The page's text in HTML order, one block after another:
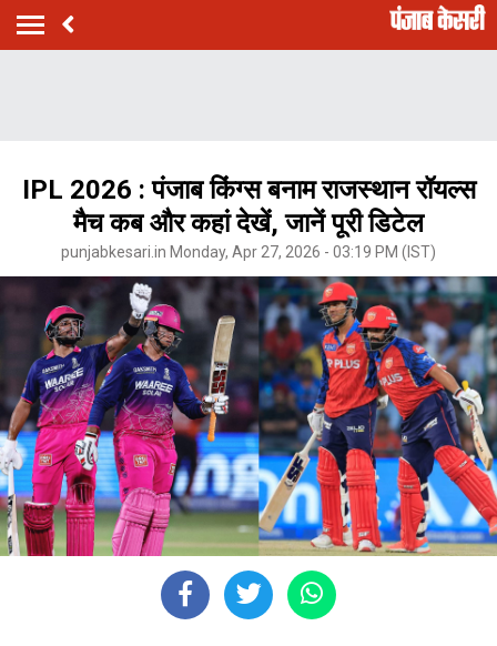
IPL 2026 : पंजाब किंग्स बनाम राजस्थान रॉयल्स
मैच कब और कहां देखें, जानें पूरी डिटेल
punjabkesari.in Monday, Apr 27, 2026 - 03:19 PM (IST)